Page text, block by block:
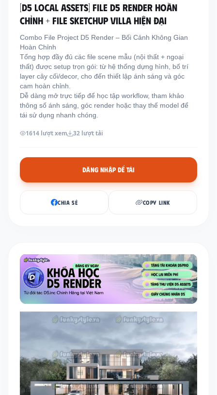
Email:
funkystylemanage@gmail.com
Đăng nhập
Đăng ký
[D5 LOCAL ASSETS] FILE D5 RENDER HOÀN
CHỈNH + FILE SKETCHUP VILLA HIỆN ĐẠI
Combo File Project D5 Render – Bối Cảnh Không Gian
Hoàn Chỉnh
Tổng hợp đầy đủ các file scene mẫu (nội thất + ngoại
thất) được setup trọn gói: từ hệ thống dựng hình, bố trí
layer cây cối/decor, cho đến thiết lập ánh sáng và góc
cam hoàn chỉnh.
Dễ dàng mở trực tiếp để học tập workflow, tham khảo
thông số ánh sáng, góc render hoặc thay thế model để
tái sử dụng nhanh chóng.
1614 lượt xem 32 lượt tải
ĐĂNG NHẬP ĐỂ TẢI
CHIA SẺ COPY LINK